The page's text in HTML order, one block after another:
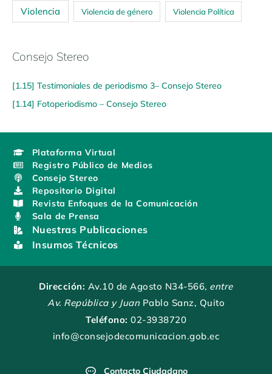
Violencia Violencia de género Violencia Política
Consejo Stereo
[1.15] Testimoniales de periodismo 3– Consejo Stereo
[1.14] Fotoperiodismo – Consejo Stereo
Plataforma Virtual
Registro Público de Medios
Consejo Stereo
Repositorio Digital
Revista Enfoques de la Comunicación
Sala de Prensa
Nuestras Publicaciones
Insumos Técnicos
Dirección: Av.10 de Agosto N34-566, entre
Av. República y Juan Pablo Sanz, Quito
Teléfono: 02-3938720
info@consejodecomunicacion.gob.ec
Contacto Ciudadano